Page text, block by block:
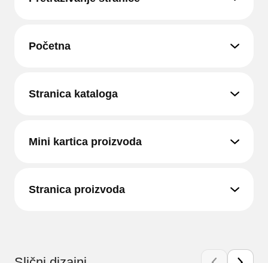
Početna
Stranica kataloga
Mini kartica proizvoda
Stranica proizvoda